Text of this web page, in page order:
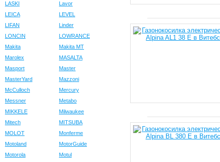
LASKI
Lavor
LEICA
LEVEL
LIFAN
Linder
LONCIN
LOWRANCE
Makita
Makita MT
Marolex
MASALTA
Masport
Master
MasterYard
Mazzoni
McCulloch
Mercury
Messner
Metabo
MIKKELE
Milwaukee
Mitech
MITSUBA
MOLOT
Monferme
Motoland
MotorGuide
Motorola
Motul